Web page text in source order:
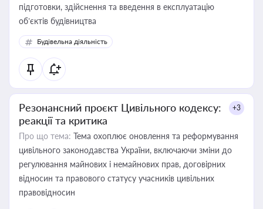
підготовки, здійснення та введення в експлуатацію
об’єктів будівництва
Будівельна діяльність
Резонансний проєкт Цивільного кодексу:
реакції та критика
+3
Про що тема: Тема охоплює оновлення та реформування
цивільного законодавства України, включаючи зміни до
регулювання майнових і немайнових прав, договірних
відносин та правового статусу учасників цивільних
правовідносин